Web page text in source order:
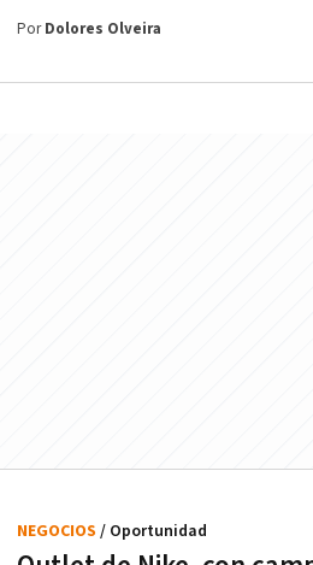
PorDolores Olveira
NEGOCIOS / Oportunidad